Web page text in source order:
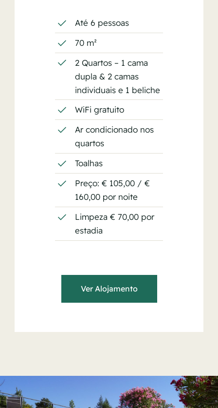
Até 6 pessoas
70 m²
2 Quartos – 1 cama
dupla & 2 camas
individuais e 1 beliche
WiFi gratuito
Ar condicionado nos
quartos
Toalhas
Preço: € 105,00 / €
160,00 por noite
Limpeza € 70,00 por
estadia
Ver Alojamento